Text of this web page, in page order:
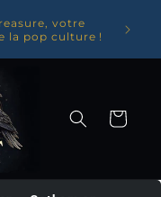
Treasure : 10
avec le
avec
Panier